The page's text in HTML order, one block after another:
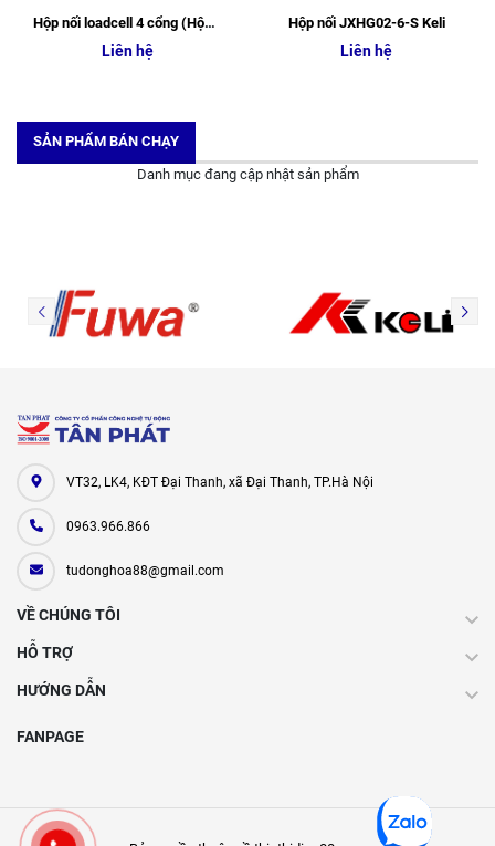
Hộp nối loadcell 4 cổng (Hộp nối JXHG03-4-S Keli)
Liên hệ
Hộp nối JXHG02-6-S Keli
Liên hệ
SẢN PHẨM BÁN CHẠY
Danh mục đang cập nhật sản phẩm
VT32, LK4, KĐT Đại Thanh, xã Đại Thanh, TP.Hà Nội
0963.966.866
tudonghoa88@gmail.com
VỀ CHÚNG TÔI
HỖ TRỢ
HƯỚNG DẪN
FANPAGE